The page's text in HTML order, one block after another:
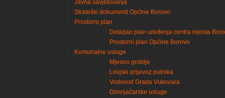
Javna savjetovanja
Strateški dokumenti Općine Borovo
Prostorni plan
Detaljan plan uređenja centra mjesta
Prostorni plan Općine Borovo
Komunalne usluge
Mjesno groblje
Linijski prijevoz putnika
Vodovod Grada Vukovara
Dimnjačarske usluge